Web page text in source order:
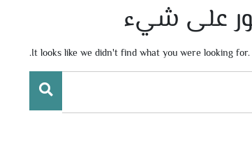
على شيء
It looks like we didn't find what you were looking